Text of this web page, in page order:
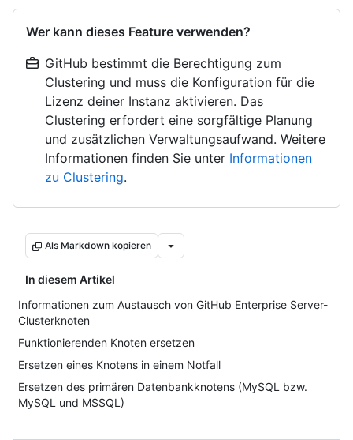
Wer kann dieses Feature verwenden?
GitHub bestimmt die Berechtigung zum
Clustering und muss die Konfiguration für die
Lizenz deiner Instanz aktivieren. Das
Clustering erfordert eine sorgfältige Planung
und zusätzlichen Verwaltungsaufwand. Weitere
Informationen finden Sie unter Informationen
zu Clustering.
Als Markdown kopieren
In diesem Artikel
Informationen zum Austausch von GitHub Enterprise Server-
Clusterknoten
Funktionierenden Knoten ersetzen
Ersetzen eines Knotens in einem Notfall
Ersetzen des primären Datenbankknotens (MySQL bzw.
MySQL und MSSQL)